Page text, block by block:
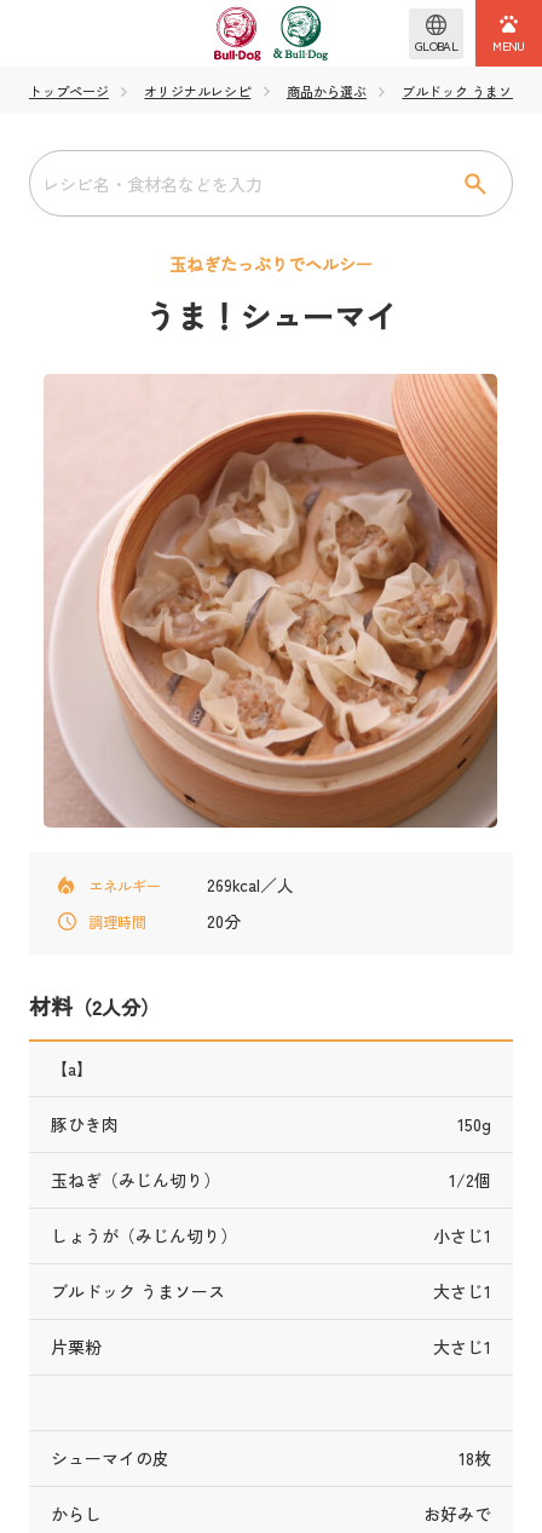
GLOBAL
トップページ オリジナルレシピ 商品から選ぶ ブルドック うまソース
玉ねぎたっぷりでヘルシー
うま！シューマイ
エネルギー 269kcal／人
調理時間 20分
材料（2人分）
【a】
豚ひき肉 150g
玉ねぎ（みじん切り） 1/2個
しょうが（みじん切り） 小さじ1
ブルドック うまソース 大さじ1
片栗粉 大さじ1
シューマイの皮 18枚
からし お好みで